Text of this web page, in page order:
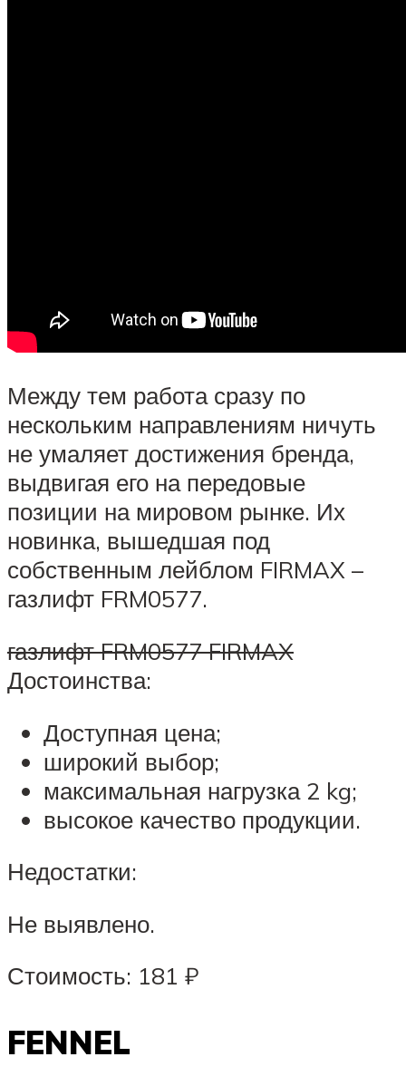
Между тем работа сразу по
нескольким направлениям ничуть
не умаляет достижения бренда,
выдвигая его на передовые
позиции на мировом рынке. Их
новинка, вышедшая под
собственным лейблом FIRMAX –
газлифт FRM0577.
газлифт FRM0577 FIRMAX
Достоинства:
Доступная цена;
широкий выбор;
максимальная нагрузка 2 kg;
высокое качество продукции.
Недостатки:
Не выявлено.
Стоимость: 181 ₽
FENNEL